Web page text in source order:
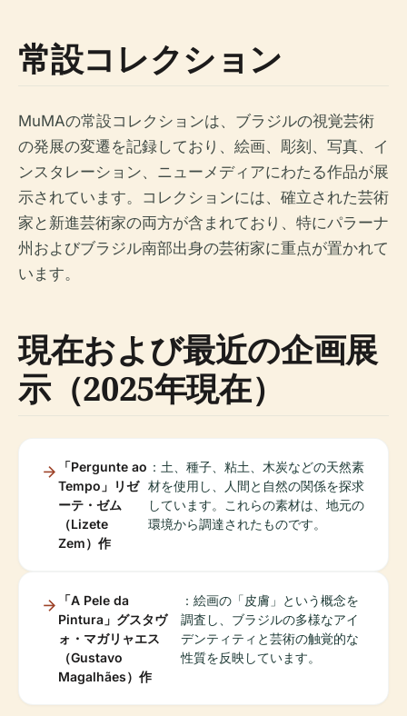
常設コレクション
MuMAの常設コレクションは、ブラジルの視覚芸術
の発展の変遷を記録しており、絵画、彫刻、写真、イ
ンスタレーション、ニューメディアにわたる作品が展
示されています。コレクションには、確立された芸術
家と新進芸術家の両方が含まれており、特にパラーナ
州およびブラジル南部出身の芸術家に重点が置かれて
います。
現在および最近の企画展
示（2025年現在）
「Pergunte ao
Tempo」リゼ
ーテ・ゼム
（Lizete
Zem）作
：土、種子、粘土、木炭などの天然素
材を使用し、人間と自然の関係を探求
しています。これらの素材は、地元の
環境から調達されたものです。
「A Pele da
Pintura」グスタヴ
ォ・マガリャエス
（Gustavo
Magalhães）作
：絵画の「皮膚」という概念を
調査し、ブラジルの多様なアイ
デンティティと芸術の触覚的な
性質を反映しています。